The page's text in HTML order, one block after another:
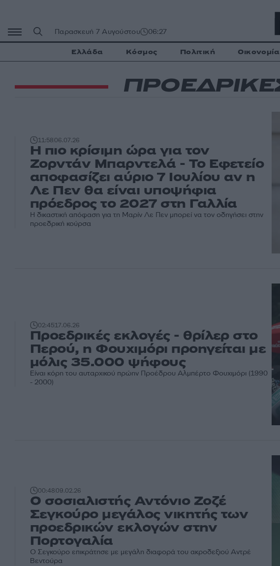
περιεχόμενο
Παρασκευή 7 Αυγούστου 06:27
Ελλάδα Κόσμος Πολιτική Οικονομία
11:5806.07.26
Η πιο κρίσιμη ώρα για τον
Ζορντάν Μπαρντελά - Το Εφετείο
αποφασίζει αύριο 7 Ιουλίου αν η
Λε Πεν θα είναι υποψήφια
πρόεδρος το 2027 στη Γαλλία
Η δικαστική απόφαση για τη Μαρίν Λε Πεν μπορεί να τον οδηγήσει στην
προεδρική κούρσα
02:4517.06.26
Προεδρικές εκλογές - θρίλερ στο
Περού, η Φουχιμόρι προηγείται με
μόλις 35.000 ψήφους
Είναι κόρη του αυταρχικού πρώην Προέδρου Αλμπέρτο Φουχιμόρι (1990
- 2000)
00:4809.02.26
Ο σοσιαλιστής Αντόνιο Ζοζέ
Σεγκούρο μεγάλος νικητής των
προεδρικών εκλογών στην
Πορτογαλία
Ο Σεγκούρο επικράτησε με μεγάλη διαφορά του ακροδεξιού Αντρέ
Βεντούρα